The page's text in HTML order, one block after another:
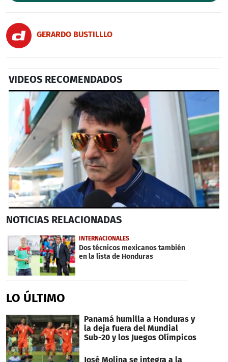
GERARDO BUSTILLLO
VIDEOS RECOMENDADOS
seconds
2
minutes,
8
seconds
NOTICIAS RELACIONADAS
INTERNACIONALES
Dos técnicos mexicanos también
en la lista de Honduras
LO ÚLTIMO
Panamá humilla a Honduras y
la deja fuera del Mundial
Sub-20 y los Juegos Olímpicos
José Molina se integra a la